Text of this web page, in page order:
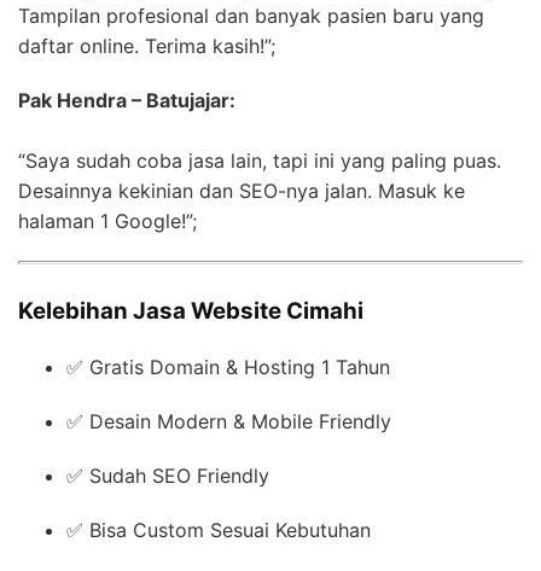
Tampilan profesional dan banyak pasien baru yang
daftar online. Terima kasih!”;
Pak Hendra – Batujajar:
“Saya sudah coba jasa lain, tapi ini yang paling puas.
Desainnya kekinian dan SEO-nya jalan. Masuk ke
halaman 1 Google!”;
Kelebihan Jasa Website Cimahi
✅ Gratis Domain & Hosting 1 Tahun
✅ Desain Modern & Mobile Friendly
✅ Sudah SEO Friendly
✅ Bisa Custom Sesuai Kebutuhan